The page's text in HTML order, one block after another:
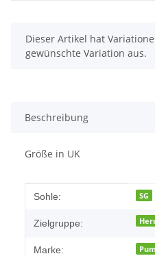
x
Dieser Artikel hat
gewünschte Variation aus.
Beschreibung
Größe in UK
Produkteigenschaft
Wert
Sohle: SG
Zielgruppe:
Marke: